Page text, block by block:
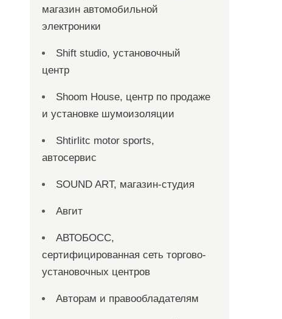
магазин автомобильной
электроники
Shift studio, установочный
центр
Shoom House, центр по продаже
и установке шумоизоляции
Shtirlitc motor sports,
автосервис
SOUND ART, магазин-студия
Авгит
АВТОБОСС,
сертифицированная сеть торгово-
установочных центров
Авторам и правообладателям